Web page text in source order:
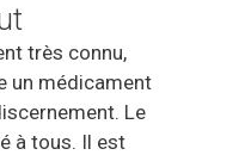
très connu,
un médicament
Le
à tous. Il est